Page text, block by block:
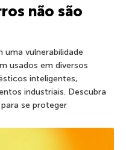
não são
uma vulnerabilidade
usados em diversos
inteligentes,
industriais. Descubra
se proteger